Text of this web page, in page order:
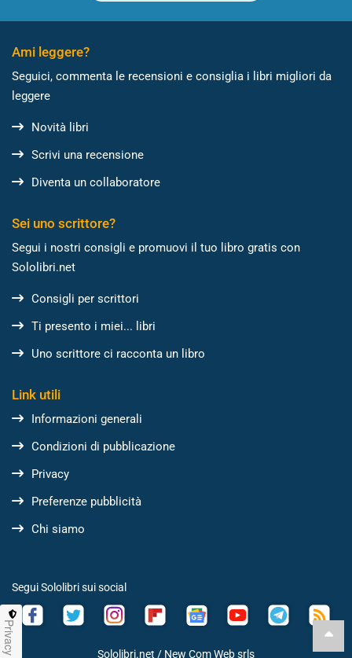
Ami leggere?
Seguici, commenta le recensioni e consiglia i libri migliori da
leggere
Novità libri
Scrivi una recensione
Diventa un collaboratore
Sei uno scrittore?
Segui i nostri consigli e promuovi il tuo libro gratis con
Sololibri.net
Consigli per scrittori
Ti presento i miei... libri
Uno scrittore ci racconta un libro
Link utili
Informazioni generali
Condizioni di pubblicazione
Privacy
Preferenze pubblicità
Chi siamo
Segui Sololibri sui social
Sololibri.net / New Com Web srls
Privacy